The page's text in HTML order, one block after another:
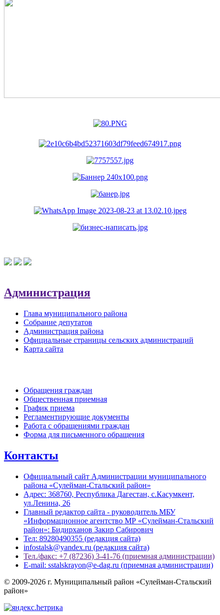
Администрация
Глава муниципального района
Собрание депутатов
Администрация района
Официальные страницы сельских администраций
Карта сайта
Обращения граждан
Общественная приемная
График приема
Регламентирующие документы
Работа с обращениями граждан
Форма для письменного обращения
Контакты
Официальный сайт Администрации муниципального
района «Сулейман-Стальский район»
Адрес: 368760, Республика Дагестан, с.Касумкент,
ул.Ленина, 26
Главный редактор сайта - руководитель МБУ
«Информационное агентство МР «Сулейман-Стальский
район»: Бидирханов Закир Сабирович
Тел: 89280490355 (редакция сайта)
infostalsk@yandex.ru (редакция сайта)
Тел./факс: +7 (87236) 3-41-76 (приемная администрации)
E-mail: sstalskrayon@e-dag.ru (приемная администрации)
© 2009-2026 г. Муниципальный район «Сулейман-Стальский
район»